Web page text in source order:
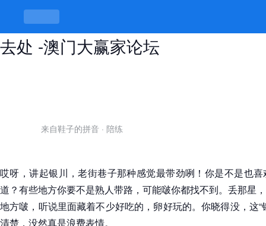
银川南门小巷子在哪里，寻觅美食好
去处 -澳门大赢家论坛
来自鞋子的拼音 · 陪练
哎呀，讲起银川，老街巷子那种感觉最带劲咧！你是不是也
道？有些地方你要不是熟人带路，可能啵你都找不到。丢那星
地方啵，听说里面藏着不少好吃的，卵好玩的。你晓得没，这
清楚，没然真是浪费表情。